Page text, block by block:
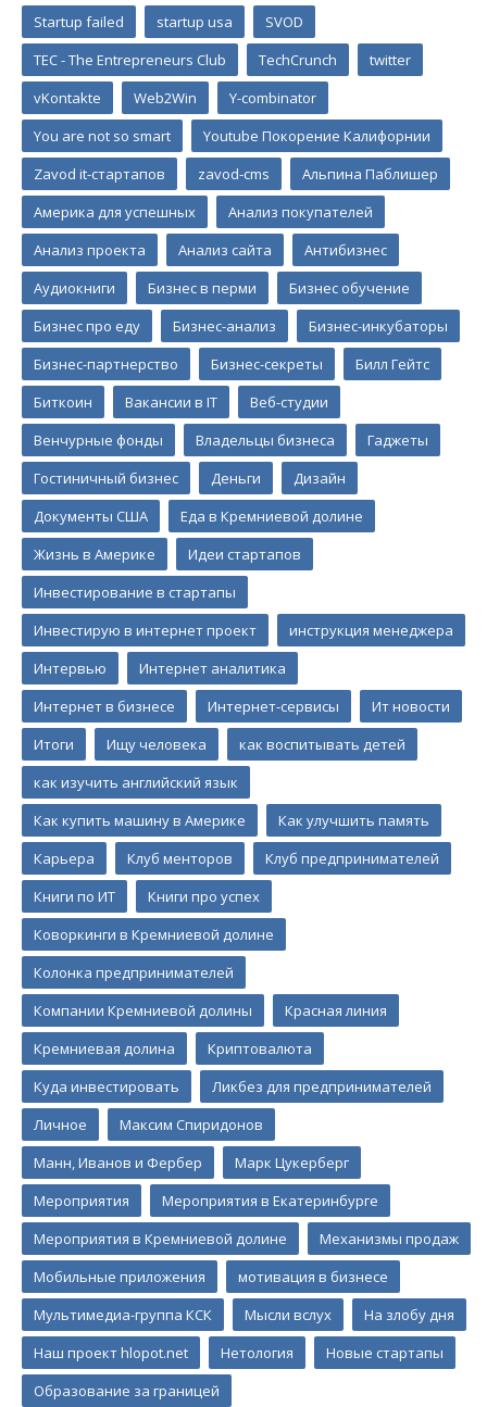
Startup failed startup usa
SVOD
TEC - The Entrepreneurs Club
TechCrunch
twitter
vKontakte
Web2Win
Y-combinator
You are not so smart
Youtube Покорение Калифорнии
Zavod it-стартапов
zavod-cms
Альпина Паблишер
Америка для успешных
Анализ покупателей
Анализ проекта
Анализ сайта
Антибизнес
Аудиокниги
Бизнес в перми
Бизнес обучение
Бизнес про еду
Бизнес-анализ
Бизнес-инкубаторы
Бизнес-партнерство
Бизнес-секреты
Билл Гейтс
Биткоин
Вакансии в IT
Веб-студии
Венчурные фонды
Владельцы бизнеса
Гаджеты
Гостиничный бизнес
Деньги
Дизайн
Документы США
Еда в Кремниевой долине
Жизнь в Америке
Идеи стартапов
Инвестирование в стартапы
Инвестирую в интернет проект
инструкция менеджера
Интервью
Интернет аналитика
Интернет в бизнесе
Интернет-сервисы
Ит новости
Итоги
Ищу человека
как воспитывать детей
как изучить английский язык
Как купить машину в Америке
Как улучшить память
Карьера
Клуб менторов
Клуб предпринимателей
Книги по ИТ
Книги про успех
Коворкинги в Кремниевой долине
Колонка предпринимателей
Компании Кремниевой долины
Красная линия
Кремниевая долина
Криптовалюта
Куда инвестировать
Ликбез для предпринимателей
Личное
Максим Спиридонов
Манн, Иванов и Фербер
Марк Цукерберг
Мероприятия
Мероприятия в Екатеринбурге
Мероприятия в Кремниевой долине
Механизмы продаж
Мобильные приложения
мотивация в бизнесе
Мультимедиа-группа КСК
Мысли вслух
На злобу дня
Наш проект hlopot.net
Нетология
Новые стартапы
Образование за границей